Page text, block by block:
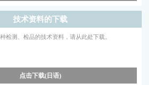
技术资料的下载
检测、检品的技术资料，请从此处下载。
点击下载(日语)